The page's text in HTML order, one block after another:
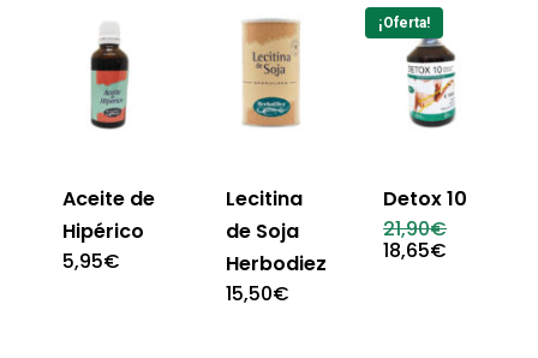
Aceite de
Hipérico
5,95€
Lecitina
de Soja
Herbodiez
15,50€
¡Oferta!
Detox 10
21,90€El
18,65€